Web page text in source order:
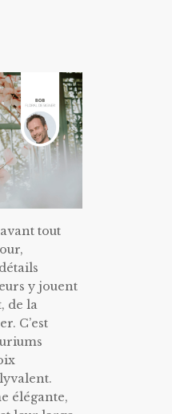
tout
y jouent
de la
C’est
élégante,